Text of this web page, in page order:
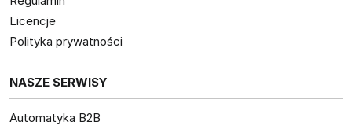
Licencje
Polityka prywatności
NASZE SERWISY
Automatyka B2B